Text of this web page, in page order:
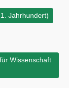
Jahrhundert)
Wissenschaft